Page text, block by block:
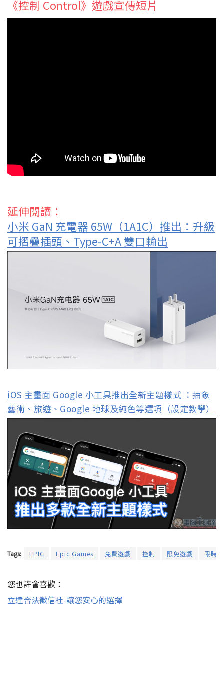
《控制 Control》遊戲宣傳短片
延伸閱讀：
小米 GaN 充電器 65W（1A1C）推出：升級
可摺疊插頭、Type-C+A 雙口輸出
iOS 主畫面 Google 小工具推出全新主題樣式 ：抽象
藝術、旅遊、Google 地球及純色等選項（設定教學）
Tags: EPIC Epic Games 免費遊戲 控制 限免遊戲 限時
您也許會喜歡：
立達合法徵信社-讓您安心的選擇